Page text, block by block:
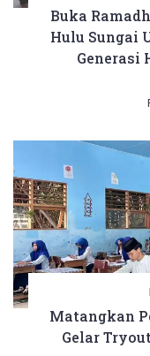
Buka
Hulu Sungai
Generasi
Matangkan
Gelar